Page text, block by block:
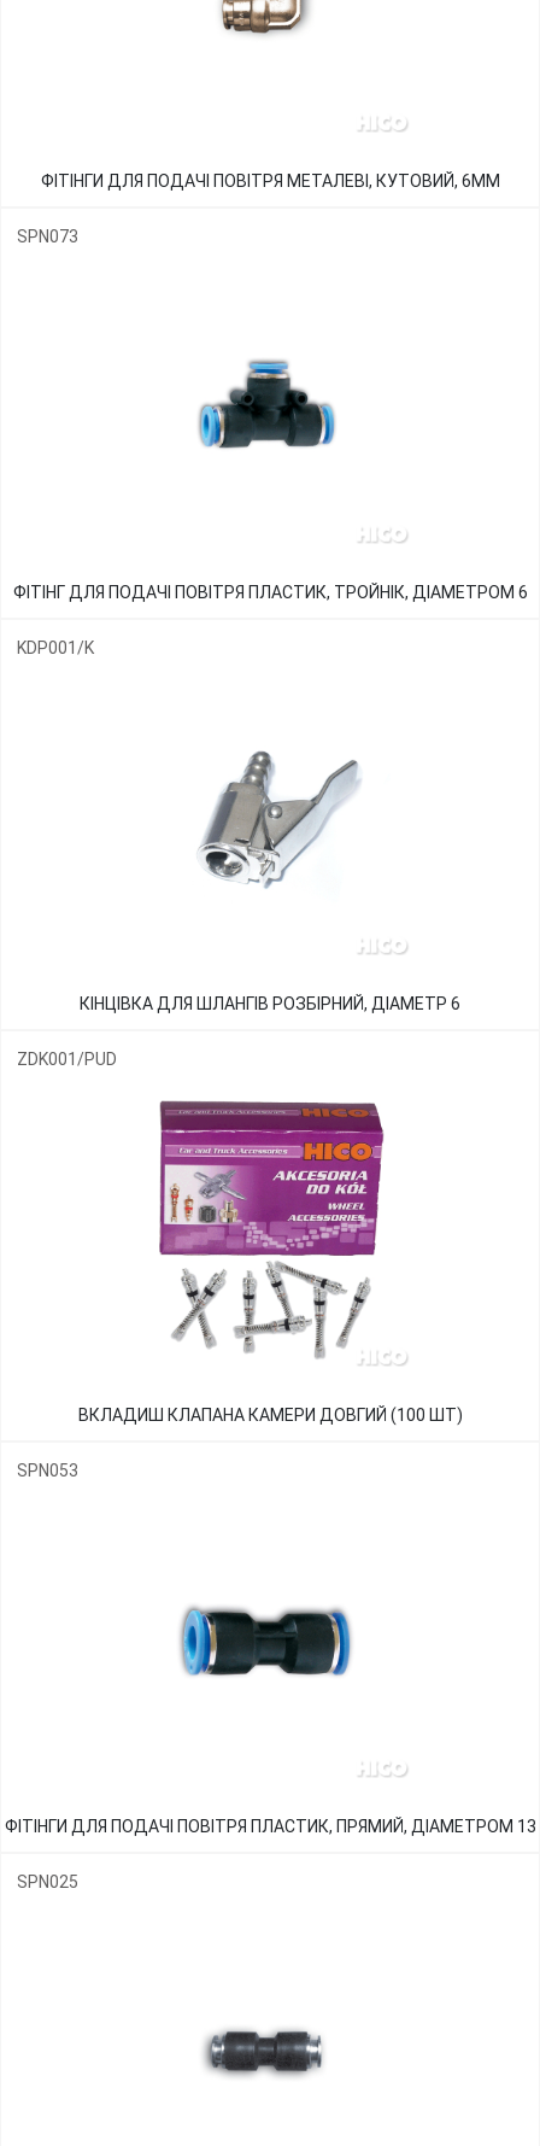
ФІТІНГИ ДЛЯ ПОДАЧІ ПОВІТРЯ МЕТАЛЕВІ, КУТОВИЙ, 6ММ
SPN073
ФІТІНГ ДЛЯ ПОДАЧІ ПОВІТРЯ ПЛАСТИК, ТРОЙНІК, ДІАМЕТРОМ 6
KDP001/K
КІНЦІВКА ДЛЯ ШЛАНГІВ РОЗБІРНИЙ, ДІАМЕТР 6
ZDK001/PUD
ВКЛАДИШ КЛАПАНА КАМЕРИ ДОВГИЙ (100 ШТ)
SPN053
ФІТІНГИ ДЛЯ ПОДАЧІ ПОВІТРЯ ПЛАСТИК, ПРЯМИЙ, ДІАМЕТРОМ 13
SPN025